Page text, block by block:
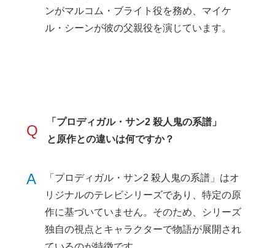
ンがマルコム・ブライト役を務め、マイケ
ル・シーンが彼の父親役を演じています。
Q
「プロディガル・サン2 殺人鬼の系譜」
と原作との違いは何ですか？
A
「プロディガル・サン2 殺人鬼の系譜」はオ
リジナルのテレビシリーズであり、特定の原
作に基づいていません。そのため、シリーズ
独自の視点とキャラクターで物語が展開され